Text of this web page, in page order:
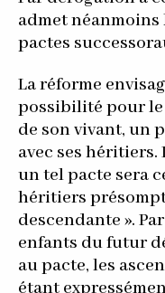
admet
pactes
La réforme
possibilité pour
de son vivant, un
avec ses
un tel pacte sera
héritiers
descendante ».
enfants du futur
au pacte, les
étant